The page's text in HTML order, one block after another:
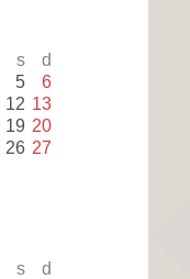
s d
5 6
12 13
19 20
26 27
s d